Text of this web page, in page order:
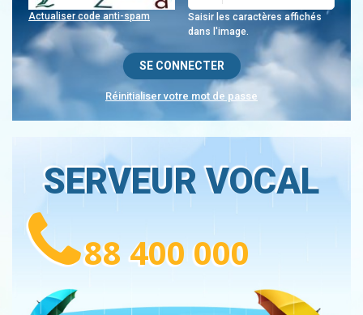
Saisir les caractères affichés
dans l'image.
Actualiser code anti-spam
Réinitialiser votre mot de passe
SERVEUR VOCAL
88 400 000